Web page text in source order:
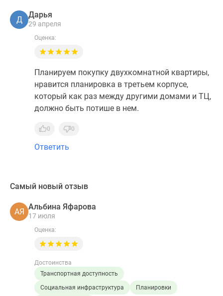
Д
Дарья
29 апреля
Оценка:
Планируем покупку двухкомнатной квартиры,
нравится планировка в третьем корпусе,
который как раз между другими домами и ТЦ,
должно быть потише в нем.
0 0
Ответить
Самый новый отзыв
АЯ
Альбина Яфарова
17 июля
Оценка:
Достоинства
Транспортная доступность
Социальная инфраструктура
Планировки